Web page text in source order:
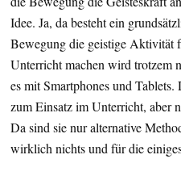
Idee. Ja, da besteht ein
Bewegung die geistige Aktivität
Unterricht machen wird trotzem
es mit Smartphones und
zum Einsatz im Unterricht, aber
Da sind sie nur alternative
wirklich nichts und für die